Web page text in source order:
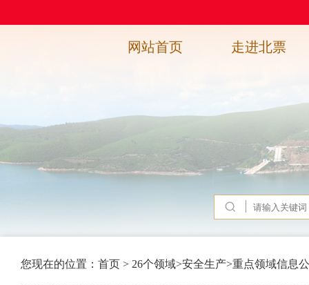
网站首页 走进北票
您现在的位置： 首页 > 26个领域>安全生产>重点领域信息